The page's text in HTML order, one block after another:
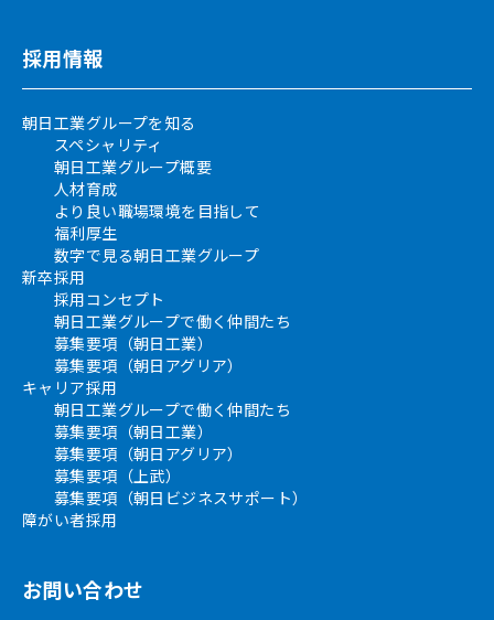
採用情報
朝日工業グループを知る
スペシャリティ
朝日工業グループ概要
人材育成
より良い職場環境を目指して
福利厚生
数字で見る朝日工業グループ
新卒採用
採用コンセプト
朝日工業グループで働く仲間たち
募集要項（朝日工業）
募集要項（朝日アグリア）
キャリア採用
朝日工業グループで働く仲間たち
募集要項（朝日工業）
募集要項（朝日アグリア）
募集要項（上武）
募集要項（朝日ビジネスサポート）
障がい者採用
お問い合わせ